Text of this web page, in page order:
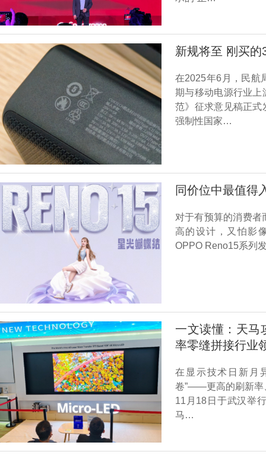
新规将至 刚买的
在2025年6月，民航
期与移动电源行业上
范》征求意见稿正式
强制性国家…
同价位中最值得
对于有预算的消费
高的设计，又怕影
OPPO Reno15系列
一文读懂：天马
率零缝拼接行业
在显示技术日新月
卷”——更高的刷新率
11月18日于武汉举
马…